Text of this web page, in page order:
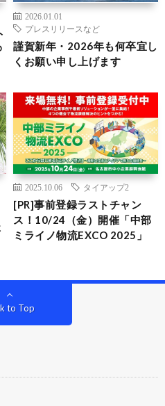
2026.01.01
プレスリリースなど
謹賀新年・2026年も何卒宜し
くお願い申し上げます
2025.10.06 タイアップ2
[PR]事前登録ラストチャン
ス！10/24（金）開催「中部
ミライノ物流EXCO 2025」
to Top